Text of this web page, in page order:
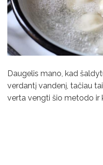
Daugelis mano, kad
verdantį vandenį, tačiau
verta vengti šio metodo ir